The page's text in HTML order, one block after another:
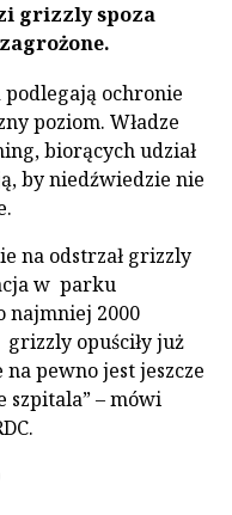
grizzly spoza
ochronie
poziom. Władze
biorących udział
by niedźwiedzie nie
na odstrzał grizzly
w parku
najmniej 2000
opuściły już
pewno jest jeszcze
szpitala” – mówi